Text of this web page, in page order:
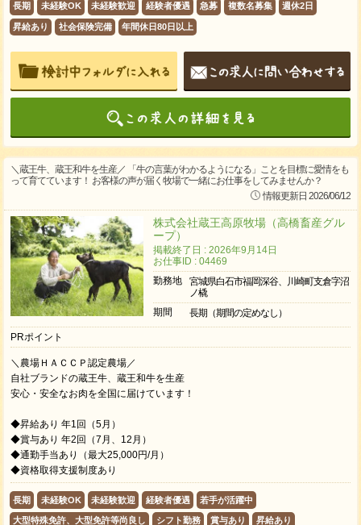
長期 未経験OK 未経験歓迎 経験者優遇 急募 複数名募集 週休2日
昇給あり 社会保険完備 年間休日80日以上
＼蔵王牛、蔵王和牛を生産／ 「牛の言葉がわかるようになる」ことを目標に愛情をも
って育てています！ お客様の声が届く牧場で一緒にお仕事をしてみませんか？
情報更新日 2026/06/12
株式会社蔵王高原牧場（高橋畜産グル
ープ）
掲載終了日 : 2026年9月14日
お仕事ID : 04469
勤務地
宮城県白石市福岡深谷、川崎町支倉字沼
ノ橇
期間
長期（期間の定めなし）
PRポイント
＼農場ＨＡＣＣＰ認定農場／
自社ブランドの蔵王牛、蔵王和牛を生産
安心・安全なお肉を全国に届けています！
◆昇給あり 年1回（5月）
◆賞与あり 年2回（7月、12月）
◆通勤手当あり（最大25,000円/月）
◆資格取得支援制度あり
長期 未経験OK 未経験歓迎 経験者優遇 若手が活躍中
大型特殊免許、大型免許等尚良し シフト勤務 賞与あり 昇給あり